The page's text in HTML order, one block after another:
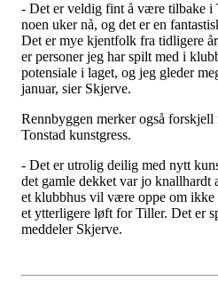
- Det er veldig fint å være tilbake i
noen uker nå, og det er en
Det er mye kjentfolk fra tidligere
er personer jeg har spilt med i
potensiale i laget, og jeg gleder
januar, sier Skjerve.
Rennbyggen merker også
Tonstad kunstgress.
- Det er utrolig deilig med nytt
det gamle dekket var jo knallhardt
et klubbhus vil være oppe om
et ytterligere løft for Tiller. Det er
meddeler Skjerve.